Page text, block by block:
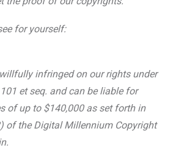
for yourself:
infringed on our rights under
et seq. and can be liable for
of up to $140,000 as set forth in
of the Digital Millennium Copyright